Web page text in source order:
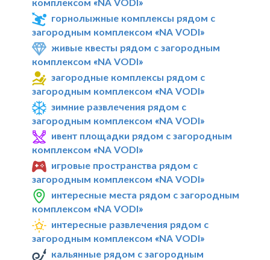
горнолыжные комплексы рядом с
загородным комплексом «NA VODI»
живые квесты рядом с загородным
комплексом «NA VODI»
загородные комплексы рядом с
загородным комплексом «NA VODI»
зимние развлечения рядом с
загородным комплексом «NA VODI»
ивент площадки рядом с загородным
комплексом «NA VODI»
игровые пространства рядом с
загородным комплексом «NA VODI»
интересные места рядом с загородным
комплексом «NA VODI»
интересные развлечения рядом с
загородным комплексом «NA VODI»
кальянные рядом с загородным